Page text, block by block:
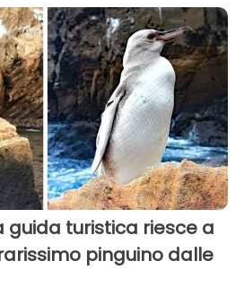
guida turistica riesce a
pinguino dalle